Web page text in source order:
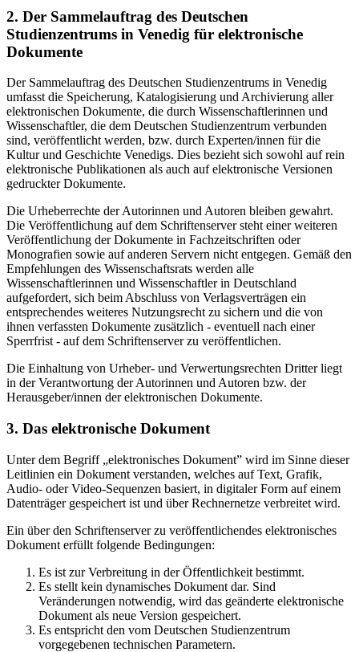
2. Der Sammelauftrag des Deutschen
Studienzentrums in Venedig für elektronische
Dokumente
Der Sammelauftrag des Deutschen Studienzentrums in Venedig
umfasst die Speicherung, Katalogisierung und Archivierung aller
elektronischen Dokumente, die durch Wissenschaftlerinnen und
Wissenschaftler, die dem Deutschen Studienzentrum verbunden
sind, veröffentlicht werden, bzw. durch Experten/innen für die
Kultur und Geschichte Venedigs. Dies bezieht sich sowohl auf rein
elektronische Publikationen als auch auf elektronische Versionen
gedruckter Dokumente.
Die Urheberrechte der Autorinnen und Autoren bleiben gewahrt.
Die Veröffentlichung auf dem Schriftenserver steht einer weiteren
Veröffentlichung der Dokumente in Fachzeitschriften oder
Monografien sowie auf anderen Servern nicht entgegen. Gemäß den
Empfehlungen des Wissenschaftsrats werden alle
Wissenschaftlerinnen und Wissenschaftler in Deutschland
aufgefordert, sich beim Abschluss von Verlagsverträgen ein
entsprechendes weiteres Nutzungsrecht zu sichern und die von
ihnen verfassten Dokumente zusätzlich - eventuell nach einer
Sperrfrist - auf dem Schriftenserver zu veröffentlichen.
Die Einhaltung von Urheber- und Verwertungsrechten Dritter liegt
in der Verantwortung der Autorinnen und Autoren bzw. der
Herausgeber/innen der elektronischen Dokumente.
3. Das elektronische Dokument
Unter dem Begriff „elektronisches Dokument” wird im Sinne dieser
Leitlinien ein Dokument verstanden, welches auf Text, Grafik,
Audio- oder Video-Sequenzen basiert, in digitaler Form auf einem
Datenträger gespeichert ist und über Rechnernetze verbreitet wird.
Ein über den Schriftenserver zu veröffentlichendes elektronisches
Dokument erfüllt folgende Bedingungen:
Es ist zur Verbreitung in der Öffentlichkeit bestimmt.
Es stellt kein dynamisches Dokument dar. Sind
Veränderungen notwendig, wird das geänderte elektronische
Dokument als neue Version gespeichert.
Es entspricht den vom Deutschen Studienzentrum
vorgegebenen technischen Parametern.